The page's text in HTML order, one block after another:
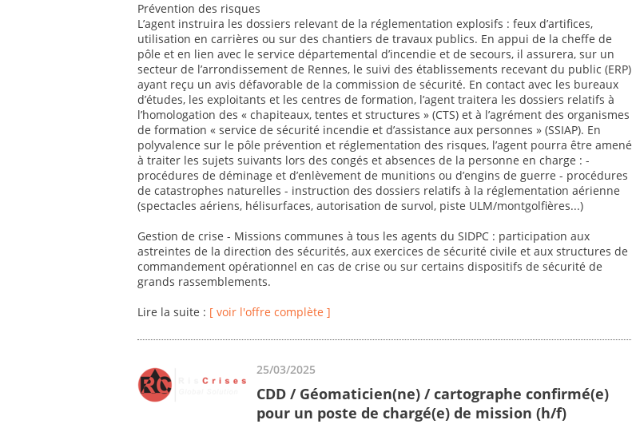
Prévention des risques
L’agent instruira les dossiers relevant de la réglementation explosifs : feux d’artifices,
utilisation en carrières ou sur des chantiers de travaux publics. En appui de la cheffe de
pôle et en lien avec le service départemental d’incendie et de secours, il assurera, sur un
secteur de l’arrondissement de Rennes, le suivi des établissements recevant du public (ERP)
ayant reçu un avis défavorable de la commission de sécurité. En contact avec les bureaux
d’études, les exploitants et les centres de formation, l’agent traitera les dossiers relatifs à
l’homologation des « chapiteaux, tentes et structures » (CTS) et à l’agrément des organismes
de formation « service de sécurité incendie et d’assistance aux personnes » (SSIAP). En
polyvalence sur le pôle prévention et réglementation des risques, l’agent pourra être amené
à traiter les sujets suivants lors des congés et absences de la personne en charge : -
procédures de déminage et d’enlèvement de munitions ou d’engins de guerre - procédures
de catastrophes naturelles - instruction des dossiers relatifs à la réglementation aérienne
(spectacles aériens, hélisurfaces, autorisation de survol, piste ULM/montgolfières...)
Gestion de crise - Missions communes à tous les agents du SIDPC : participation aux
astreintes de la direction des sécurités, aux exercices de sécurité civile et aux structures de
commandement opérationnel en cas de crise ou sur certains dispositifs de sécurité de
grands rassemblements.
Lire la suite : [ voir l'offre complète ]
25/03/2025
CDD / Géomaticien(ne) / cartographe confirmé(e)
pour un poste de chargé(e) de mission (h/f)